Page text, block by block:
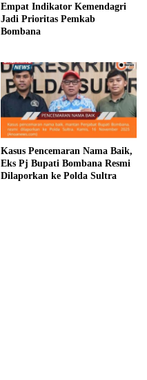
Empat Indikator Kemendagri
Jadi Prioritas Pemkab
Bombana
Kasus Pencemaran Nama Baik,
Eks Pj Bupati Bombana Resmi
Dilaporkan ke Polda Sultra